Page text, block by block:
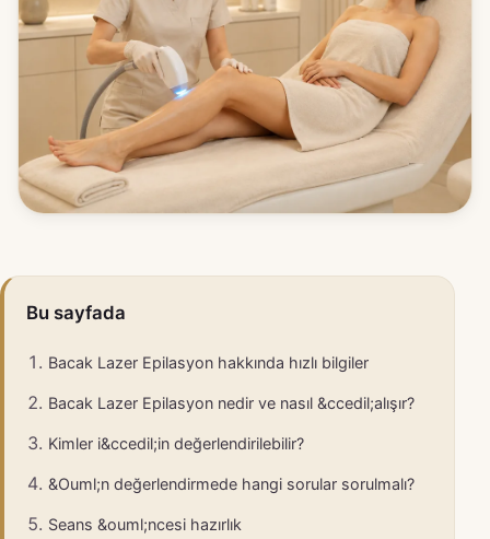
Bu sayfada
Bacak Lazer Epilasyon hakkında hızlı bilgiler
Bacak Lazer Epilasyon nedir ve nasıl &ccedil;alışır?
Kimler i&ccedil;in değerlendirilebilir?
&Ouml;n değerlendirmede hangi sorular sorulmalı?
Seans &ouml;ncesi hazırlık